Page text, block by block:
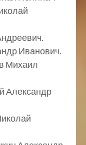
Иванович.
Михаил
Александр